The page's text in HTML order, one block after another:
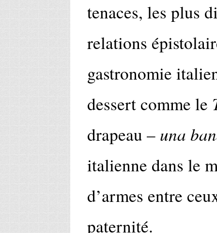
tenaces, les plus
relations
gastronomie
dessert comme le
drapeau – una
italienne dans le
d’armes entre
paternité.